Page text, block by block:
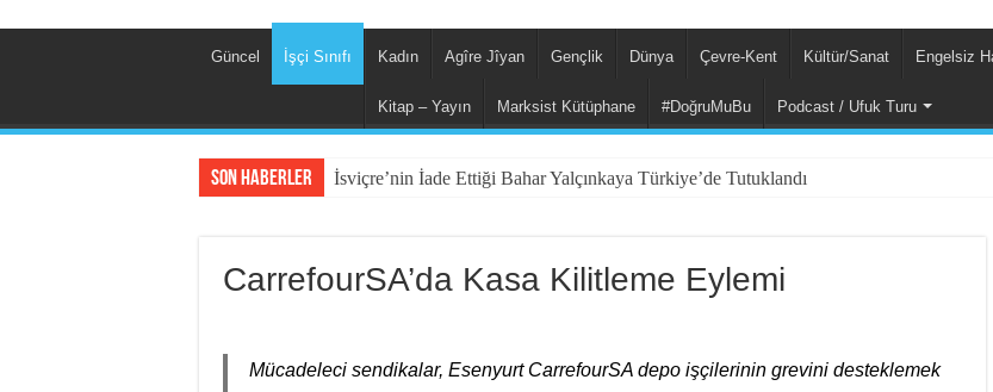
Güncel İşçi Sınıfı Kadın Agîre Jîyan Gençlik Dünya Çevre-Kent Kültür/Sanat Engelsiz
Kitap – Yayın Marksist Kütüphane #DoğruMuBu Podcast / Ufuk Turu
Son Haberler
İsviçre’nin İade Ettiği Bahar Yalçınkaya Türkiye’de Tutuklandı
Lenin: “Engels’in Yaşamı Her İşçi Tarafından Bilinmelidir”
II. Enternasyonal’in Sosyalizm Anlayışının 2.0 Versiyonu
CarrefourSA’da Kasa Kilitleme Eylemi
Mücadeleci sendikalar, Esenyurt CarrefourSA depo işçilerinin grevini desteklemek